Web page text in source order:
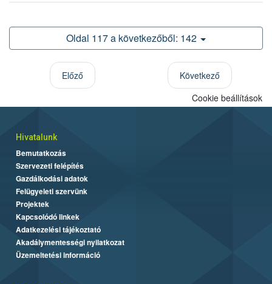
Oldal 117 a következőből: 142
Előző
Következő
Cookie beállítások
Hivatalunk
Bemutatkozás
Szervezeti felépítés
Gazdálkodási adatok
Felügyeleti szervünk
Projektek
Kapcsolódó linkek
Adatkezelési tájékoztató
Akadálymentességi nyilatkozat
Üzemeltetési információ